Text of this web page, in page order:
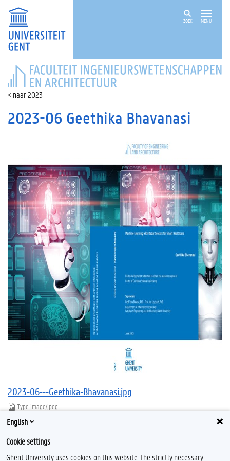
ZOEK MENU
FACULTEIT
INGENIEURSWETENSCHAPPEN
EN
ARCHITECTUUR
2023
2023-06 Geethika Bhavanasi
2023-06---Geethika-Bhavanasi.jpg
Type image/jpeg
Bestandsgrootte
Download
English
Cookie settings
Ghent University uses cookies on this website. The strictly necessary